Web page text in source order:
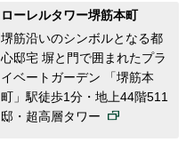
ローレルタワー堺筋本町
堺筋沿いのシンボルとなる都
心邸宅 塀と門で囲まれたプラ
イベートガーデン 「堺筋本
町」駅徒歩1分・地上44階511
邸・超高層タワー